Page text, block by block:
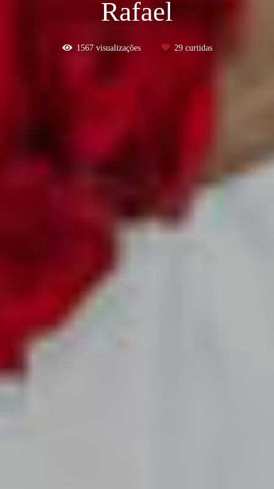
Rafael
1567visualizações 29curtidas